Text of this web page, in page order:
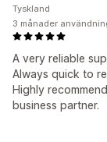
A very reliable
Always quick to
Highly
business partner.
Tyskland
3 månader